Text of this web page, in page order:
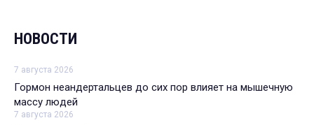
НОВОСТИ
7 августа 2026
Гормон неандертальцев до сих пор влияет на мышечную
массу людей
7 августа 2026